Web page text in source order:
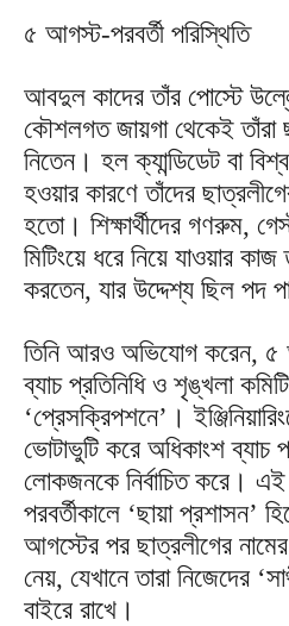
৫ আগস্ট-পরবর্তী পরিস্থিতি
আবদুল কাদের তাঁর পোস্টে
কৌশলগত জায়গা থেকেই তাঁরা
নিতেন। হল ক্যান্ডিডেট বা
হওয়ার কারণে তাঁদের
হতো। শিক্ষার্থীদের গণরুম,
মিটিংয়ে ধরে নিয়ে যাওয়ার কাজ
করতেন, যার উদ্দেশ্য ছিল পদ
তিনি আরও অভিযোগ করেন, ৫
ব্যাচ প্রতিনিধি ও শৃঙ্খলা
‘প্রেসক্রিপশনে’।
ভোটাভুটি করে অধিকাংশ ব্যাচ
লোকজনকে নির্বাচিত করে। এই
পরবর্তীকালে ‘ছায়া প্রশাসন’
আগস্টের পর ছাত্রলীগের নামের
নেয়, যেখানে তারা নিজেদের
বাইরে রাখে।